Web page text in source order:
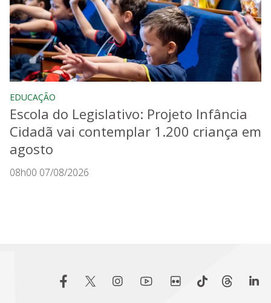
EDUCAÇÃO
Escola do Legislativo: Projeto Infância
Cidadã vai contemplar 1.200 criança em
agosto
08h00 07/08/2026